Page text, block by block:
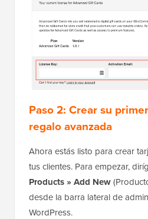
Paso 2: Crear su
regalo avanzada
Ahora estás listo para crear
tus clientes. Para empezar,
Products » Add New
desde la barra lateral de
WordPress.